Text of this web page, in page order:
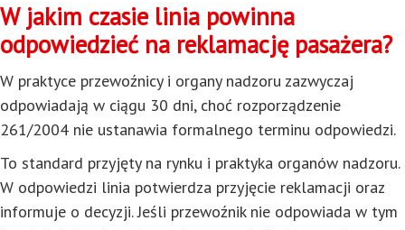
W jakim czasie linia powinna
odpowiedzieć na reklamację pasażera?
W praktyce przewoźnicy i organy nadzoru zazwyczaj
odpowiadają w ciągu 30 dni, choć rozporządzenie
261/2004 nie ustanawia formalnego terminu odpowiedzi.
To standard przyjęty na rynku i praktyka organów nadzoru.
W odpowiedzi linia potwierdza przyjęcie reklamacji oraz
informuje o decyzji. Jeśli przewoźnik nie odpowiada w tym